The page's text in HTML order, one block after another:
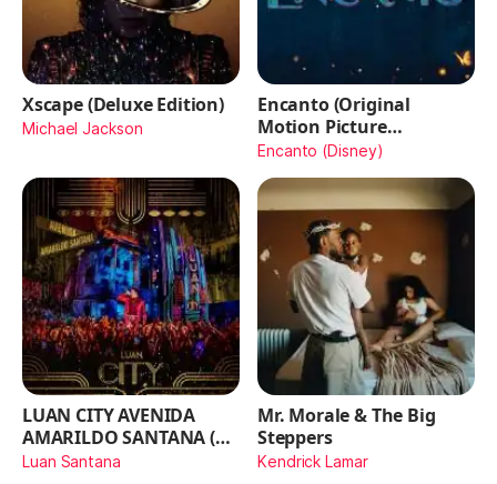
Xscape (Deluxe Edition)
Michael Jackson
Encanto (Original
Motion Picture
Soundtrack)
Encanto (Disney)
LUAN CITY AVENIDA
AMARILDO SANTANA (Ao
Vivo)
Luan Santana
Mr. Morale & The Big
Steppers
Kendrick Lamar